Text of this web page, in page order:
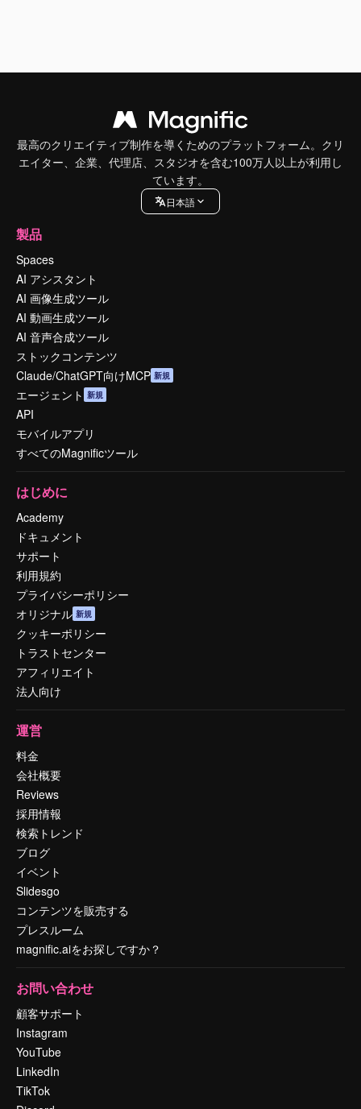
最高のクリエイティブ制作を導くためのプラットフォーム。クリ
エイター、企業、代理店、スタジオを含む100万人以上が利用し
ています。
日本語
製品
Spaces
AI アシスタント
AI 画像生成ツール
AI 動画生成ツール
AI 音声合成ツール
ストックコンテンツ
Claude/ChatGPT向けMCP 新規
エージェント 新規
API
モバイルアプリ
すべてのMagnificツール
はじめに
Academy
ドキュメント
サポート
利用規約
プライバシーポリシー
オリジナル 新規
クッキーポリシー
トラストセンター
アフィリエイト
法人向け
運営
料金
会社概要
Reviews
採用情報
検索トレンド
ブログ
イベント
Slidesgo
コンテンツを販売する
プレスルーム
magnific.aiをお探しですか？
お問い合わせ
顧客サポート
Instagram
YouTube
LinkedIn
TikTok